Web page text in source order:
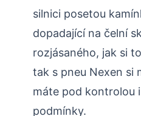
silnici posetou
dopadající na čelní
rozjásaného, jak si
tak s pneu Nexen si
máte pod kontrolou
podmínky.